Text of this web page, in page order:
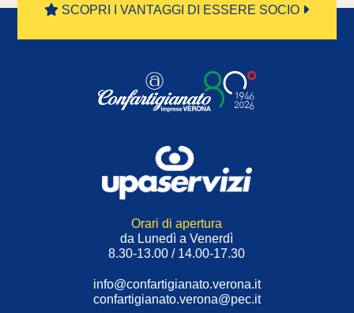
SCOPRI I VANTAGGI DI ESSERE SOCIO
Orari di apertura
da Lunedì a Venerdì
8.30-13.00 / 14.00-17.30
info@confartigianato.verona.it
confartigianato.verona@pec.it